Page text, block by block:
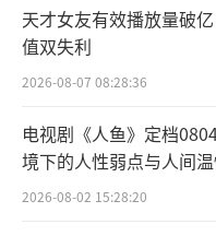
天才女友有效播放量破
值双失利
2026-08-07 08:28:36
电视剧《人鱼》定档
境下的人性弱点与人间
2026-08-02 15:28:20